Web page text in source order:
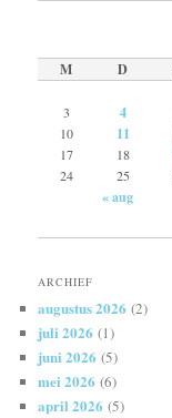
M D
3 4
10
11
17
18
24 25
« aug
ARCHIEF
augustus 2026 (2)
juli 2026 (1)
juni 2026 (5)
mei 2026 (6)
april 2026 (5)